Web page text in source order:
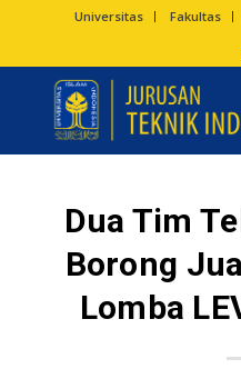
Universitas Fakultas
Dua Tim
Borong
Lomba